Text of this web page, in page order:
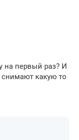
на первый раз? И
какую то